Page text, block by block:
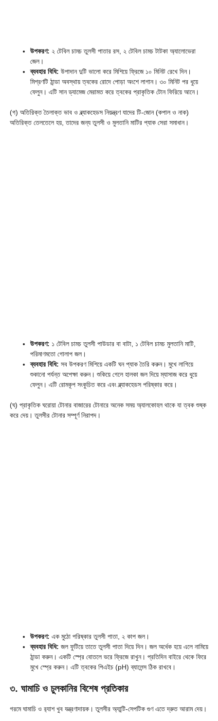
উপকরণ: ২ টেবিল চামচ তুলসী পাতার রস, ২ টেবিল চামচ টাটকা অ্যালোভেরা
জেল।
ব্যবহার বিধি: উপাদান দুটি ভালো করে মিশিয়ে ফ্রিজে ১০ মিনিট রেখে দিন।
মিশ্রণটি ঠান্ডা অবস্থায় ত্বকের রোদে পোড়া অংশে লাগান। ৩০ মিনিট পর ধুয়ে
ফেলুন। এটি সান ড্যামেজ মেরামত করে ত্বকের প্রাকৃতিক টোন ফিরিয়ে আনে।
(গ) অতিরিক্ত তৈলাক্ত ভাব ও ব্ল্যাকহেডস নিয়ন্ত্রণ যাদের টি-জোন (কপাল ও নাক)
অতিরিক্ত তেলতেলে হয়, তাদের জন্য তুলসী ও মুলতানি মাটির প্যাক সেরা সমাধান।
উপকরণ: ১ টেবিল চামচ তুলসী পাউডার বা বাটা, ১ টেবিল চামচ মুলতানি মাটি,
পরিমাণমতো গোলাপ জল।
ব্যবহার বিধি: সব উপকরণ মিশিয়ে একটি ঘন প্যাক তৈরি করুন। মুখে লাগিয়ে
শুকানো পর্যন্ত অপেক্ষা করুন। শুকিয়ে গেলে হালকা জল দিয়ে ম্যাসাজ করে ধুয়ে
ফেলুন। এটি রোমকূপ সংকুচিত করে এবং ব্ল্যাকহেডস পরিষ্কার করে।
(ঘ) প্রাকৃতিক ঘরোয়া টোনার বাজারের টোনারে অনেক সময় অ্যালকোহল থাকে যা ত্বক শুষ্ক
করে দেয়। তুলসীর টোনার সম্পূর্ণ নিরাপদ।
উপকরণ: এক মুঠো পরিষ্কার তুলসী পাতা, ২ কাপ জল।
ব্যবহার বিধি: জল ফুটিয়ে তাতে তুলসী পাতা দিয়ে দিন। জল অর্ধেক হয়ে এলে নামিয়ে
ঠান্ডা করুন। একটি স্প্রে বোতলে ভরে ফ্রিজে রাখুন। প্রতিদিন বাইরে থেকে ফিরে
মুখে স্প্রে করুন। এটি ত্বকের পিএইচ (pH) ব্যালেন্স ঠিক রাখবে।
৩. ঘামাচি ও চুলকানির বিশেষ প্রতিকার
গরমে ঘামাচি ও র‍্যাশ খুব যন্ত্রণাদায়ক। তুলসীর অ্যান্টি-সেপটিক গুণ এতে দ্রুত আরাম দেয়।